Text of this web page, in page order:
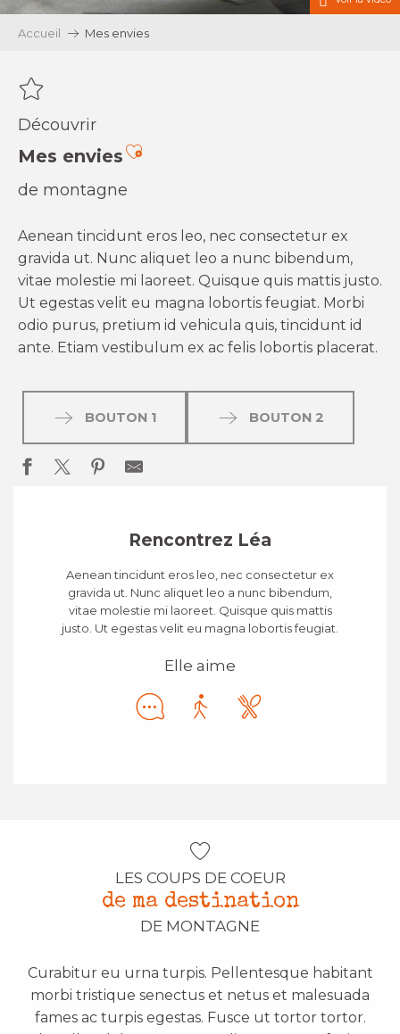
Accueil Mes envies
Découvrir
Mes enviesAjouter aux favoris
de montagne
Aenean tincidunt eros leo, nec consectetur ex
gravida ut. Nunc aliquet leo a nunc bibendum,
vitae molestie mi laoreet. Quisque quis mattis justo.
Ut egestas velit eu magna lobortis feugiat. Morbi
odio purus, pretium id vehicula quis, tincidunt id
ante. Etiam vestibulum ex ac felis lobortis placerat.
BOUTON 1 BOUTON 2
Rencontrez Léa
Aenean tincidunt eros leo, nec consectetur ex
gravida ut. Nunc aliquet leo a nunc bibendum,
vitae molestie mi laoreet. Quisque quis mattis
justo. Ut egestas velit eu magna lobortis feugiat.
Elle aime
LES COUPS DE COEUR
de ma destination
DE MONTAGNE
Curabitur eu urna turpis. Pellentesque habitant
morbi tristique senectus et netus et malesuada
fames ac turpis egestas. Fusce ut tortor tortor.